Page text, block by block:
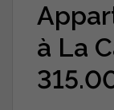
à La